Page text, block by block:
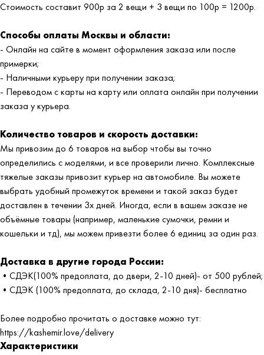
Стоимость составит 900р за 2 вещи + 3 вещи по 100р = 1200р.
Способы оплаты Москвы и области:
- Онлайн на сайте в момент оформления заказа или после
примерки;
- Наличными курьеру при получении заказа;
- Переводом с карты на карту или оплата онлайн при получении
заказа у курьера.
Количество товаров и скорость доставки:
Мы привозим до 6 товаров на выбор чтобы вы точно
определились с моделями, и все проверили лично. Комплексные
тяжелые заказы привозит курьер на автомобиле. Вы можете
выбрать удобный промежуток времени и такой заказ будет
доставлен в течении 3х дней. Иногда, если в вашем заказе не
объёмные товары (например, маленькие сумочки, ремни и
кошельки и тд), мы можем привезти более 6 единиц за один раз.
Доставка в другие города России:
•СДЭК(100% предоплата, до двери, 2-10 дней)- от 500 рублей;
•СДЭК (100% предоплата, до склада, 2-10 дня)- бесплатно
Более подробно прочитать о доставке можно тут:
https://kashemir.love/delivery
Характеристики